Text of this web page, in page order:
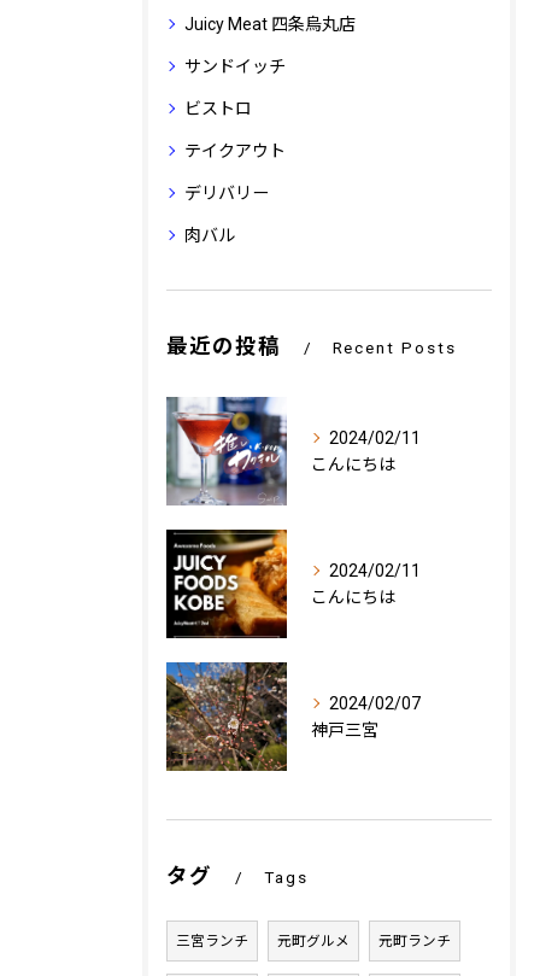
Juicy Meat 四条烏丸店
サンドイッチ
ビストロ
テイクアウト
デリバリー
肉バル
最近の投稿 Recent Posts
2024/02/11
こんにちは
2024/02/11
こんにちは
2024/02/07
神戸三宮
タグ Tags
三宮ランチ 元町グルメ 元町ランチ